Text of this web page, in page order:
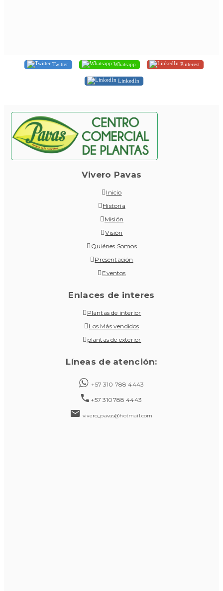
Twitter Whatsapp Pinterest
LinkedIn
Vivero Pavas
Inicio
Historia
Misión
Visión
Quiénes Somos
Presentación
Eventos
Enlaces de interes
Plantas de interior
Los Más vendidos
plantas de exterior
Líneas de atención:
+57 310 788 4443
+57 310788 4443
vivero_pavas@hotmail.com